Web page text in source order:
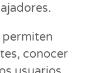
permiten
conocer